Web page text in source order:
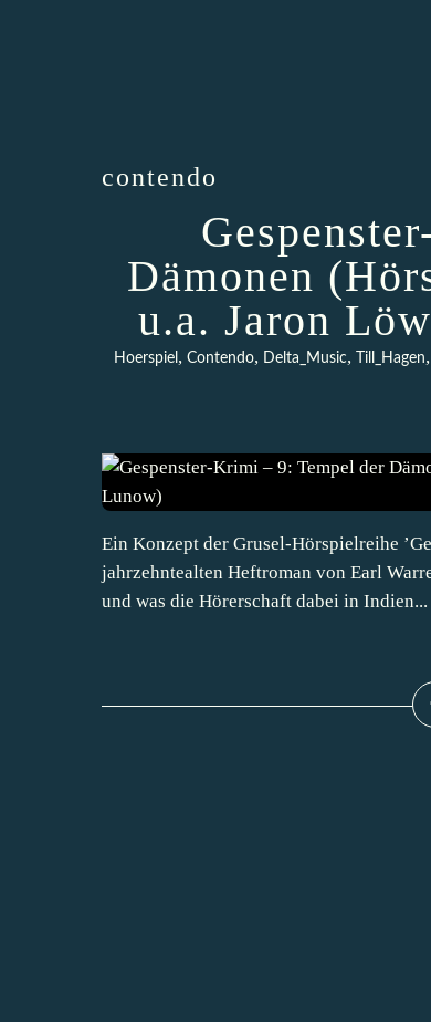
contendo
Dämonen
u.a. Jaron
Hoerspiel , Contendo, Delta_Music, Till_Hagen,
Ein Konzept der Grusel-Hörspielreihe
jahrzehntealten Heftroman von Earl
und was die Hörerschaft dabei in Indien...